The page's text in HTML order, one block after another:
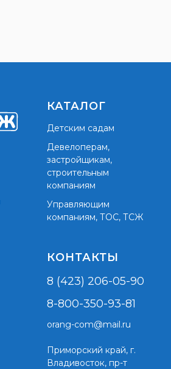
КАТАЛОГ
Детским садам
Девелоперам,
застройщикам,
строительным
компаниям
Управляющим
компаниям, ТОС, ТСЖ
КОНТАКТЫ
8 (423) 206-05-90
8-800-350-93-81
orang-com@mail.ru
Приморский край, г.
Владивосток, пр-т